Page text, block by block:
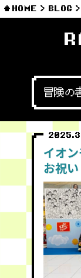
HOME BLOG
冒険の
イオ
お祝い